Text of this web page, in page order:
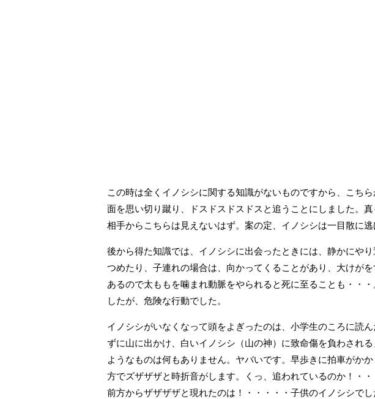
この時は全くイノシシに関する知識がないものですから、こち
面を思い切り蹴り、ドスドスドスドスと追うことにしました。真
相手からこちらは見えないはず。案の定、イノシシは一目散に逃
後から得た知識では、イノシシに出会ったときには、静かにや
つめたり、子連れの場合は、向かってくることがあり、大けが
あるので太ももを噛まれ動脈をやられると死に至ることも・・
したが、危険な行動でした。
イノシシがいなくなって頭をよぎったのは、小学生のころに読
ずに山に出かけ、白いイノシシ（山の神）に致命傷を負わされ
ようなものは何もありません。ヤバいです。早歩きに拍車がか
方でズザザザと時折音がします。くっ、追われているのか！・・
前方からザザザザと現れたのは！・・・・・子供のイノシシで